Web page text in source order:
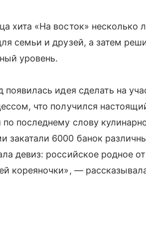
хита «На восток» несколько
семьи и друзей, а затем
уровень.
появилась идея сделать на
что получился
по последнему слову
закатали 6000 банок
девиз: российское родное
кореяночки», —